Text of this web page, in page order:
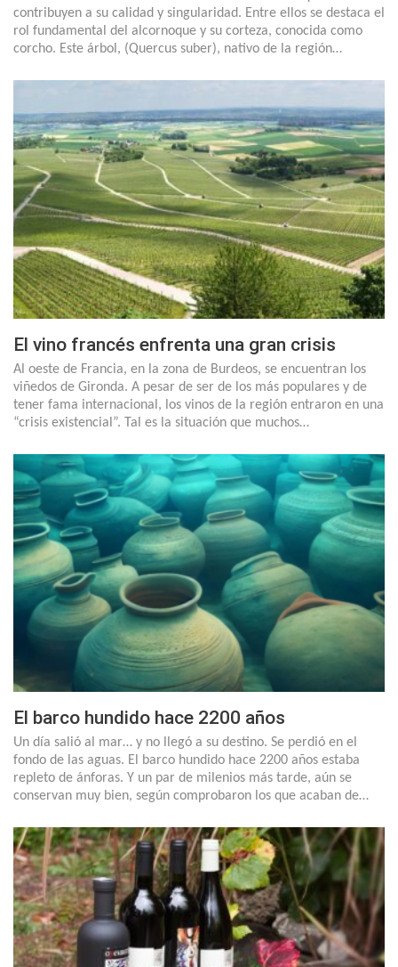
contribuyen a su calidad y singularidad. Entre ellos se destaca el
rol fundamental del alcornoque y su corteza, conocida como
corcho. Este árbol, (Quercus suber), nativo de la región…
El vino francés enfrenta una gran crisis
Al oeste de Francia, en la zona de Burdeos, se encuentran los
viñedos de Gironda. A pesar de ser de los más populares y de
tener fama internacional, los vinos de la región entraron en una
“crisis existencial”. Tal es la situación que muchos…
El barco hundido hace 2200 años
Un día salió al mar… y no llegó a su destino. Se perdió en el
fondo de las aguas. El barco hundido hace 2200 años estaba
repleto de ánforas. Y un par de milenios más tarde, aún se
conservan muy bien, según comprobaron los que acaban de…